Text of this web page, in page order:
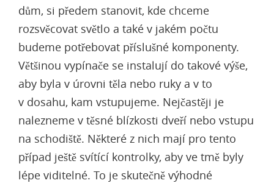
dům, si předem stanovit, kde chceme
rozsvěcovat světlo a také v jakém počtu
budeme potřebovat příslušné komponenty.
Většinou vypínače se instalují do takové výše,
aby byla v úrovni těla nebo ruky a v to
v dosahu, kam vstupujeme. Nejčastěji je
nalezneme v těsné blízkosti dveří nebo vstupu
na schodiště. Některé z nich mají pro tento
případ ještě svítící kontrolky, aby ve tmě byly
lépe viditelné. To je skutečně výhodné